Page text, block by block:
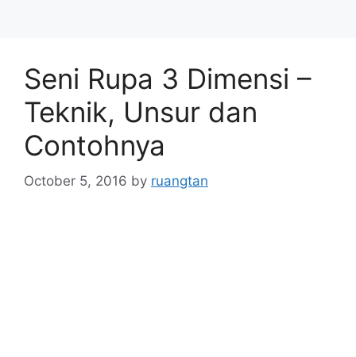
Seni Rupa 3 Dimensi –
Teknik, Unsur dan
Contohnya
October 5, 2016 by ruangtan